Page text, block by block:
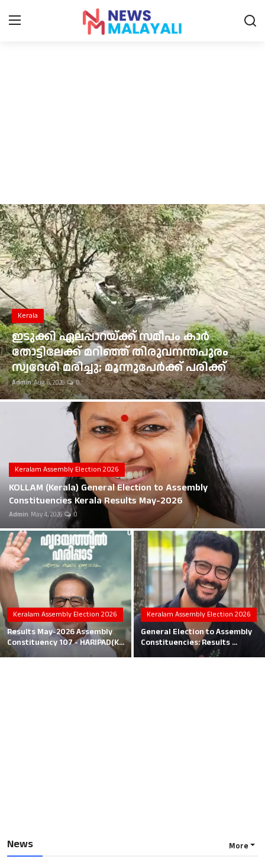
Entertainment
Sports
Food
Gulf News
Loksabha Election 2024
Technology
Health
Jobs Mall
Career
Education
Business
Local News
Earn Money
Tutorials
Malayalam
Kerala
ഭൂമി തരംമാറ്റ അപേക്ഷ: കോടതി
ഉത്തരവുകൾ ആവർത്തിച്ച് ലംഘിച്ച
മൂവാറ്റുപുഴ ആർഡിഒയ്ക്ക് 25,000 രൂപ
പിഴ
Admin Aug 6, 2026 0
Keralam Assembly Election 2026
KOLLAM (Kerala) General Election to Assembly
Constituencies Kerala Results May-2026
Admin May 4, 2026 0
Keralam Assembly Election 2026
Results May-2026 Assembly
Constituency 107 - HARIPAD(K...
Keralam Assembly Election 2026
General Election to Assembly
Constituencies: Results ...
News More